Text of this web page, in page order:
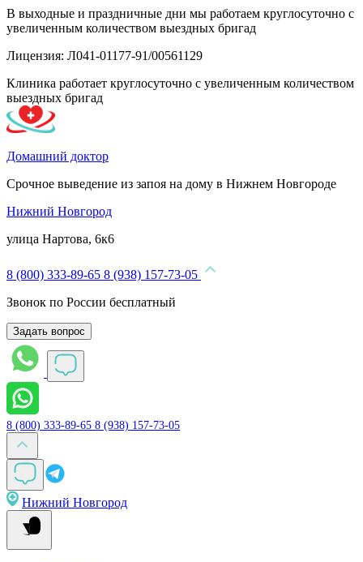
В выходные и праздничные дни мы работаем круглосуточно с
увеличенным количеством выездных бригад
Лицензия: Л041-01177-91/00561129
Клиника работает круглосуточно с увеличенным количеством
выездных бригад
Домашний доктор
Срочное выведение из запоя на дому в Нижнем Новгороде
Нижний Новгород
улица Нартова, 6к6
8 (800) 333-89-65 8 (938) 157-73-05
Звонок по России бесплатный
Задать вопрос
8 (800) 333-89-65 8 (938) 157-73-05
Нижний Новгород